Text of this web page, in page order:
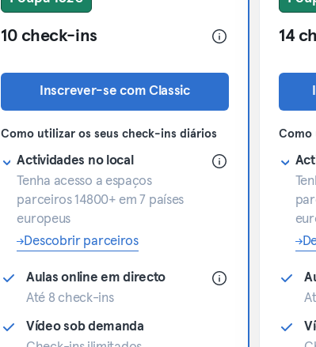
10 check-ins
Inscrever-se com Classic
Como utilizar os seus check-ins diários
Actividades no local
Tenha acesso a espaços
parceiros 14800+ em 7 países
europeus
Descobrir parceiros
Aulas online em directo
Até 8 check-ins
Vídeo sob demanda
14
Como